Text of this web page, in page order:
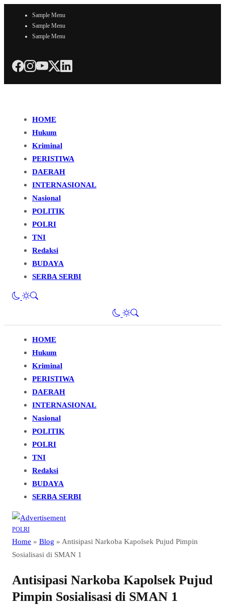
Sample Menu
Sample Menu
Sample Menu
HOME
Hukum
Kriminal
PERISTIWA
DAERAH
INTERNASIONAL
Nasional
POLITIK
POLRI
TNI
Redaksi
BUDAYA
SERBA SERBI
HOME
Hukum
Kriminal
PERISTIWA
DAERAH
INTERNASIONAL
Nasional
POLITIK
POLRI
TNI
Redaksi
BUDAYA
SERBA SERBI
POLRI
Home » Blog » Antisipasi Narkoba Kapolsek Pujud Pimpin
Sosialisasi di SMAN 1
Antisipasi Narkoba Kapolsek Pujud
Pimpin Sosialisasi di SMAN 1